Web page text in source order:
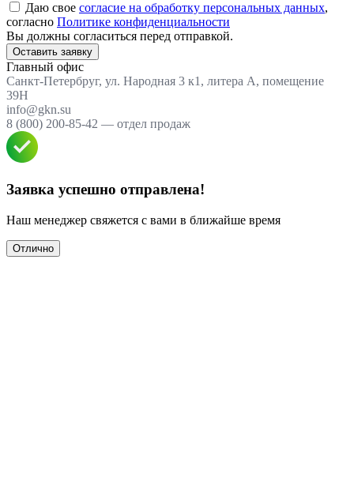
Даю свое согласие на обработку персональных данных,
согласно Политике конфиденциальности
Вы должны согласиться перед отправкой.
Оставить заявку
Главный офис
Санкт-Петербруг, ул. Народная 3 к1, литера А, помещение
39Н
info@gkn.su
8 (800) 200-85-42 — отдел продаж
Заявка успешно отправлена!
Наш менеджер свяжется с вами в ближайше время
Отлично